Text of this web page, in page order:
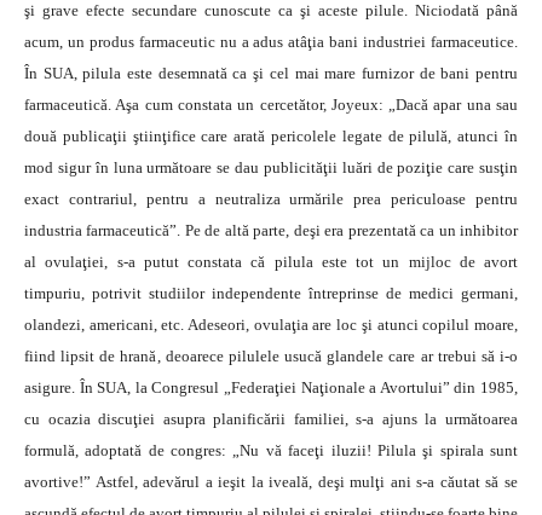
şi grave efecte secundare cunoscute ca şi aceste pilule. Niciodată până
acum, un produs farmaceutic nu a adus atâţia bani industriei farmaceutice.
În SUA, pilula este desemnată ca şi cel mai mare furnizor de bani pentru
farmaceutică. Aşa cum constata un cercetător, Joyeux: „Dacă apar una sau
două publicaţii ştiinţifice care arată pericolele legate de pilulă, atunci în
mod sigur în luna următoare se dau publicităţii luări de poziţie care susţin
exact contrariul, pentru a neutraliza urmările prea periculoase pentru
industria farmaceutică”. Pe de altă parte, deşi era prezentată ca un inhibitor
al ovulaţiei, s-a putut constata că pilula este tot un mijloc de avort
timpuriu, potrivit studiilor independente întreprinse de medici germani,
olandezi, americani, etc. Adeseori, ovulaţia are loc şi atunci copilul moare,
fiind lipsit de hrană, deoarece pilulele usucă glandele care ar trebui să i-o
asigure. În SUA, la Congresul „Federaţiei Naţionale a Avortului” din 1985,
cu ocazia discuţiei asupra planificării familiei, s-a ajuns la următoarea
formulă, adoptată de congres: „Nu vă faceţi iluzii! Pilula şi spirala sunt
avortive!” Astfel, adevărul a ieşit la iveală, deşi mulţi ani s-a căutat să se